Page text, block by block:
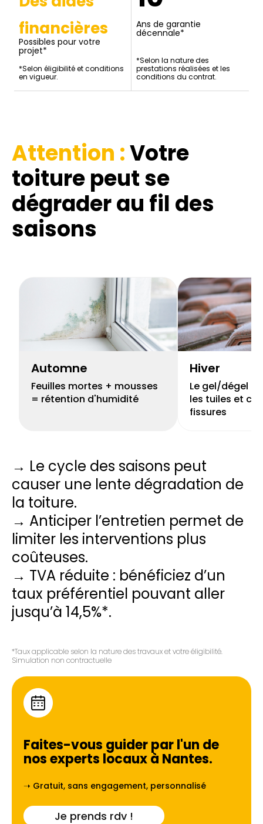
financières
Possibles pour votre
projet*
*Selon éligibilité et conditions
en vigueur.
Ans de garantie
décennale*
*Selon la nature des
prestations réalisées et les
conditions du contrat.
Attention :Votre
toiturepeut se
dégrader au fil des
saisons
Automne
Feuilles mortes + mousses
= rétention d'humidité
Hiver
Le gel/dégel
les tuiles et
fissures
→ Le cycle des saisons peut
causer une lente dégradation de
la toiture.
→ Anticiper l’entretien permet de
limiter les interventions plus
coûteuses.
→ TVA réduite : bénéficiez d’un
taux préférentiel pouvant aller
jusqu’à 14,5%*.
*Taux applicable selon la nature des travaux et votre éligibilité.
Simulation non contractuelle
Faites-vous guider par l'un de
nos experts locaux à Nantes.
➝ Gratuit, sans engagement, personnalisé
Je prends rdv !